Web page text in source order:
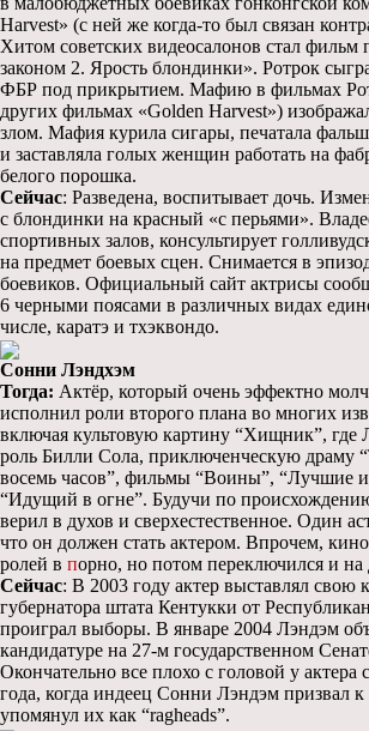
Harvest» (с ней же когда-то был связан
Хитом советских видеосалонов стал фильм
законом 2. Ярость блондинки». Ротрок
ФБР под прикрытием. Мафию в фильмах
других фильмах «Golden Harvest»)
злом. Мафия курила сигары, печатала
и заставляла голых женщин работать на
белого порошка.
Сейчас: Разведена, воспитывает дочь.
с блондинки на красный «с перьями».
спортивных залов, консультирует
на предмет боевых сцен. Снимается в
боевиков. Официальный сайт актрисы
6 черными поясами в различных видах
числе, каратэ и тхэквондо.
Сонни Лэндхэм
Тогда: Актёр, который очень эффектно
исполнил роли второго плана во многих
включая культовую картину “Хищник”, где
роль Билли Сола, приключенческую драму
восемь часов”, фильмы “Воины”, “Лучшие
“Идущий в огне”. Будучи по
верил в духов и сверхестественное. Один
что он должен стать актером. Впрочем,
ролей в порно, но потом переключился и на
Сейчас: В 2003 году актер выставлял свою
губернатора штата Кентукки от
проиграл выборы. В январе 2004 Лэндэм
кандидатуре на 27-м государственном
Окончательно все плохо с головой у актера
года, когда индеец Сонни Лэндэм призвал к
упомянул их как “ragheads”.